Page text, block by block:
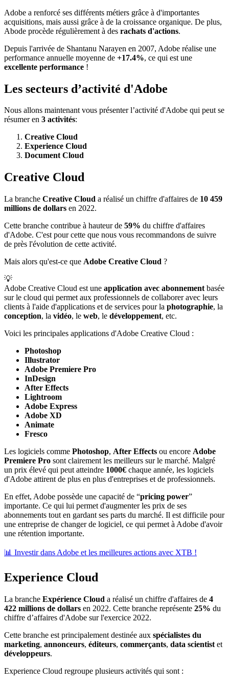
Adobe a renforcé ses différents métiers grâce à d'importantes
acquisitions, mais aussi grâce à de la croissance organique. De plus,
Abode procède régulièrement à des rachats d'actions.
Depuis l'arrivée de Shantanu Narayen en 2007, Adobe réalise une
performance annuelle moyenne de +17.4%, ce qui est une
excellente performance !
Les secteurs d’activité d'Adobe
Nous allons maintenant vous présenter l’activité d'Adobe qui peut se
résumer en 3 activités:
Creative Cloud
Experience Cloud
Document Cloud
Creative Cloud
La branche Creative Cloud a réalisé un chiffre d'affaires de 10 459
millions de dollars en 2022.
Cette branche contribue à hauteur de 59% du chiffre d'affaires
d'Adobe. C'est pour cette que nous vous recommandons de suivre
de près l'évolution de cette activité.
Mais alors qu'est-ce que Adobe Creative Cloud ?
💡
Adobe Creative Cloud est une application avec abonnement basée
sur le cloud qui permet aux professionnels de collaborer avec leurs
clients à l'aide d'applications et de services pour la photographie, la
conception, la vidéo, le web, le développement, etc.
Voici les principales applications d'Adobe Creative Cloud :
Photoshop
Illustrator
Adobe Premiere Pro
InDesign
After Effects
Lightroom
Adobe Express
Adobe XD
Animate
Fresco
Les logiciels comme Photoshop, After Effects ou encore Adobe
Premiere Pro sont clairement les meilleurs sur le marché. Malgré
un prix élevé qui peut atteindre 1000€ chaque année, les logiciels
d'Adobe attirent de plus en plus d'entreprises et de professionnels.
En effet, Adobe possède une capacité de “pricing power”
importante. Ce qui lui permet d'augmenter les prix de ses
abonnements tout en gardant ses parts du marché. Il est difficile pour
une entreprise de changer de logiciel, ce qui permet à Adobe d'avoir
une rétention importante.
📊 Investir dans Adobe et les meilleures actions avec XTB !
Experience Cloud
La branche Expérience Cloud a réalisé un chiffre d'affaires de 4
422 millions de dollars en 2022. Cette branche représente 25% du
chiffre d’affaires d'Adobe sur l'exercice 2022.
Cette branche est principalement destinée aux spécialistes du
marketing, annonceurs, éditeurs, commerçants, data scientist et
développeurs.
Experience Cloud regroupe plusieurs activités qui sont :